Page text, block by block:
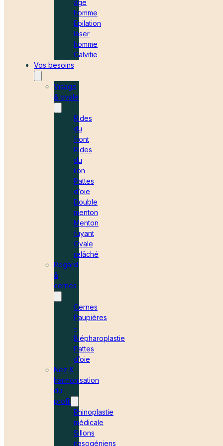
âge
homme
Epilation
laser
homme
Calvitie
Vos besoins
Visage
& ovale
Rides
du
front
Rides
du
lion
Pattes
d’oie
Double
menton
Menton
fuyant
Ovale
relâché
Regard
&
cernes
Cernes
Paupières
–
Blépharoplastie
Pattes
d’oie
Nez &
harmonisation
du
profil
Rhinoplastie
médicale
Sillons
nasogéniens